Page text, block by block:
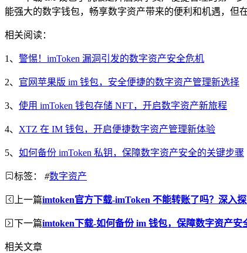
能强大的数字钱包，畅享数字资产带来的便利和机遇，但
相关阅读：
1、 警惕！imToken 漏洞引发的数字资产安全危机
2、 官网苹果版 im 钱包，安全便捷的数字资产管理新选择
3、 使用 imToken 钱包存储 NFT，开启数字资产新旅程
4、 XTZ 在 IM 钱包，开启便捷数字资产管理新体验
5、 如何备份 imToken 私钥，保障数字资产安全的关键步骤
标签： #数字资产
上一篇imtoken官方下载-imToken 不能转账了吗？深入
下一篇imtoken下载-如何备份 im 钱包，保障数字资产安
相关文章